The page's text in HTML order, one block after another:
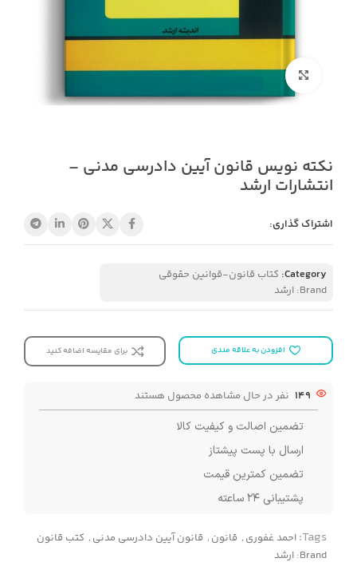
بزرگنمایی تصویر
نکته نویس قانون آیین دادرسی مدنی –
انتشارات ارشد
اشتراک گذاری:
Category: کتاب قانون-قوانین حقوقی
Brand: ارشد
افزودن به علاقه مندی برای مقایسه اضافه کنید
149 نفر در حال مشاهده محصول هستند
تضمین اصالت و کیفیت کالا
ارسال با پست پیشتاز
تضمین کمترین قیمت
پشتیبانی ۲۴ ساعته
Tags: احمد غفوری , قانون , قانون آیین دادرسی مدنی , کتب قانون
Brand: ارشد